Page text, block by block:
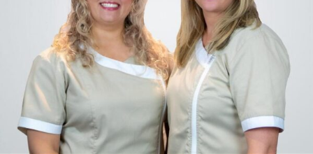
Over ons
Mijn account
Afspraak maken